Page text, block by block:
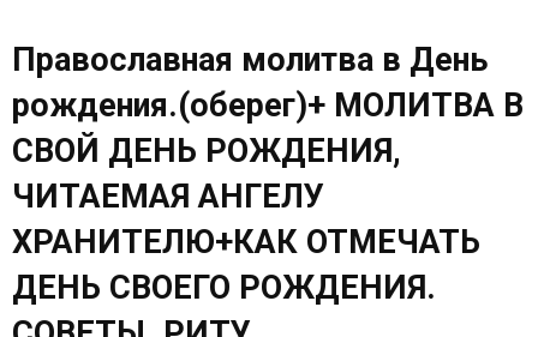
Православная молитва в День
рождения.(оберег)+ МОЛИТВА В
СВОЙ ДЕНЬ РОЖДЕНИЯ,
ЧИТАЕМАЯ АНГЕЛУ
ХРАНИТЕЛЮ+КАК ОТМЕЧАТЬ
ДЕНЬ СВОЕГО РОЖДЕНИЯ.